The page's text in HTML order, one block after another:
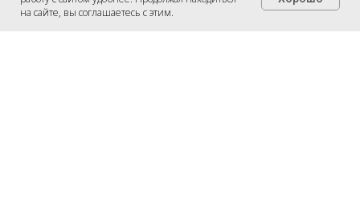
на сайте, вы соглашаетесь с этим.